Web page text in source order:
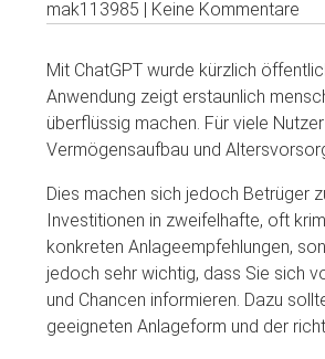
mak113985 | Keine Kommentare
Mit ChatGPT wurde kürzlich
Anwendung zeigt erstaunlich
überflüssig machen. Für viele
Vermögensaufbau und
Dies machen sich jedoch Betrüger
Investitionen in zweifelhafte, oft
konkreten Anlageempfehlungen,
jedoch sehr wichtig, dass Sie sich
und Chancen informieren. Dazu
geeigneten Anlageform und der